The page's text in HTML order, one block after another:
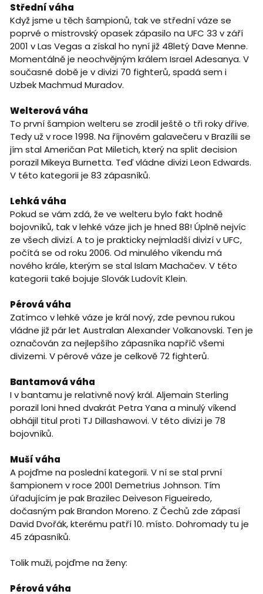
Střední váha
Když jsme u těch šampionů, tak ve střední váze se
poprvé o mistrovský opasek zápasilo na UFC 33 v září
2001 v Las Vegas a získal ho nyní již 48letý Dave Menne.
Momentálně je neochvějným králem Israel Adesanya. V
současné době je v divizi 70 fighterů, spadá sem i
Uzbek Machmud Muradov.
Welterová váha
To první šampion welteru se zrodil ještě o tři roky dříve.
Tedy už v roce 1998. Na říjnovém galavečeru v Brazílii se
jím stal Američan Pat Miletich, který na split decision
porazil Mikeya Burnetta. Teď vládne divizi Leon Edwards.
V této kategorii je 83 zápasníků.
Lehká váha
Pokud se vám zdá, že ve welteru bylo fakt hodně
bojovníků, tak v lehké váze jich je hned 88! Úplně nejvíc
ze všech divizí. A to je prakticky nejmladší divizí v UFC,
počítá se od roku 2006. Od minulého víkendu má
nového krále, kterým se stal Islam Machačev. V této
kategorii také bojuje Slovák Ludovít Klein.
Pérová váha
Zatímco v lehké váze je král nový, zde pevnou rukou
vládne již pár let Australan Alexander Volkanovski. Ten je
označován za nejlepšího zápasníka napříč všemi
divizemi. V pérové váze je celkově 72 fighterů.
Bantamová váha
I v bantamu je relativně nový král. Aljemain Sterling
porazil loni hned dvakrát Petra Yana a minulý víkend
obhájil titul proti TJ Dillashawovi. V této divizi je 78
bojovníků.
Muší váha
A pojďme na poslední kategorii. V ní se stal první
šampionem v roce 2001 Demetrius Johnson. Tím
úřadujícím je pak Brazilec Deiveson Figueiredo,
dočasným pak Brandon Moreno. Z Čechů zde zápasí
David Dvořák, kterému patří 10. místo. Dohromady tu je
45 zápasníků.
Tolik muži, pojďme na ženy:
Pérová váha